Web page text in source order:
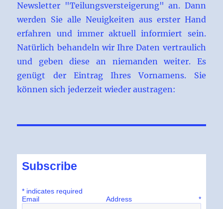
Newsletter "Teilungsversteigerung" an. Dann
werden Sie alle Neuigkeiten aus erster Hand
erfahren und immer aktuell informiert sein.
Natürlich behandeln wir Ihre Daten vertraulich
und geben diese an niemanden weiter. Es
genügt der Eintrag Ihres Vornamens. Sie
können sich jederzeit wieder austragen:
Subscribe
* indicates required
Email Address *